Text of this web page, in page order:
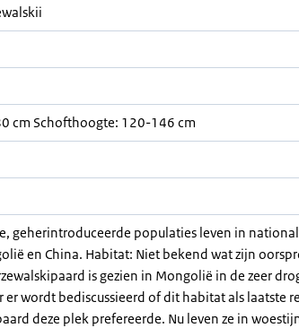
cm Schofthoogte: 120-146 cm
geherintroduceerde populaties leven in
en China. Habitat: Niet bekend wat zijn
is gezien in Mongolië in de zeer
er wordt bediscussieerd of dit habitat als laatste
deze plek prefereerde. Nu leven ze in